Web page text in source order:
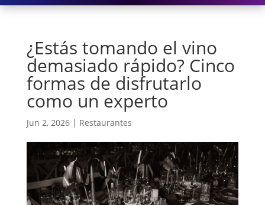
¿Estás tomando el vino
demasiado rápido? Cinco
formas de disfrutarlo
como un experto
Jun 2, 2026| Restaurantes